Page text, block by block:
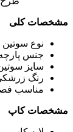
مشخصات کلی
نوع سوتین
جنس
سایز
رنگ
مناسب
مشخصات کاپ